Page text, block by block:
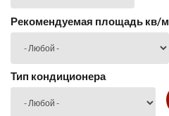
Рекомендуемая площадь кв/м
Тип кондиционера